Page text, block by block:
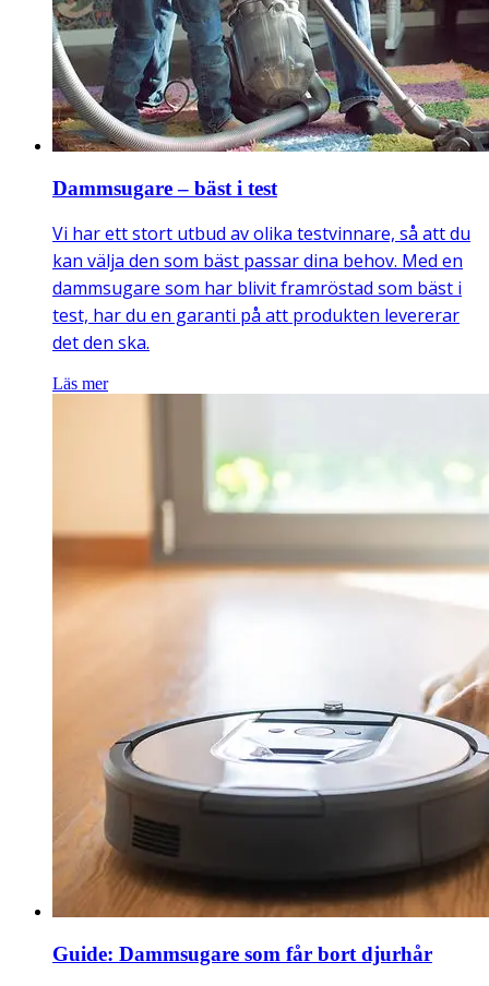
Dammsugare – bäst i test
Vi har ett stort utbud av olika testvinnare, så att du
kan välja den som bäst passar dina behov. Med en
dammsugare som har blivit framröstad som bäst i
test, har du en garanti på att produkten levererar
det den ska.
Läs mer
Guide: Dammsugare som får bort djurhår